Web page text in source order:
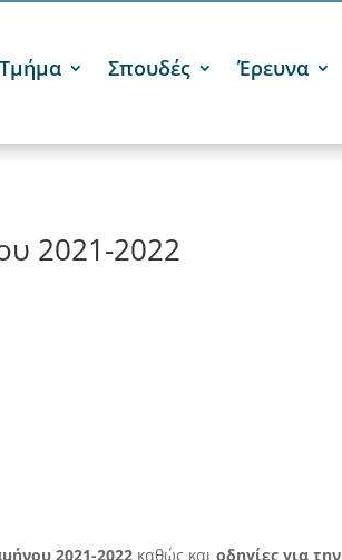
Σπουδές Έρευνα
2021-2022
2021-2022 καθώς και οδηγίες για την